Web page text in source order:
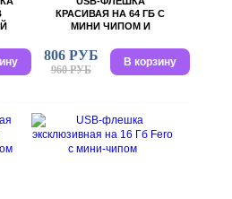
Х
КРАСИВАЯ НА 64 ГБ С
МИНИ ЧИПОМ И
МЕХАНИЗМОМ
806 РУБ
960 РУБ
В корзину